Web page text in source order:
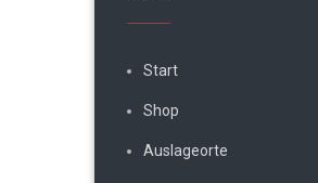
Start
Shop
Auslageorte